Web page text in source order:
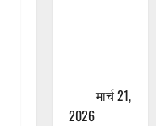
मार्च 21,
2026